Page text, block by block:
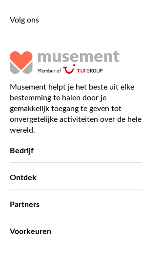
Volg ons
Musement helpt je het beste uit elke
bestemming te halen door je
gemakkelijk toegang te geven tot
onvergetelijke activiteiten over de hele
wereld.
Bedrijf
Ontdek
Partners
Voorkeuren